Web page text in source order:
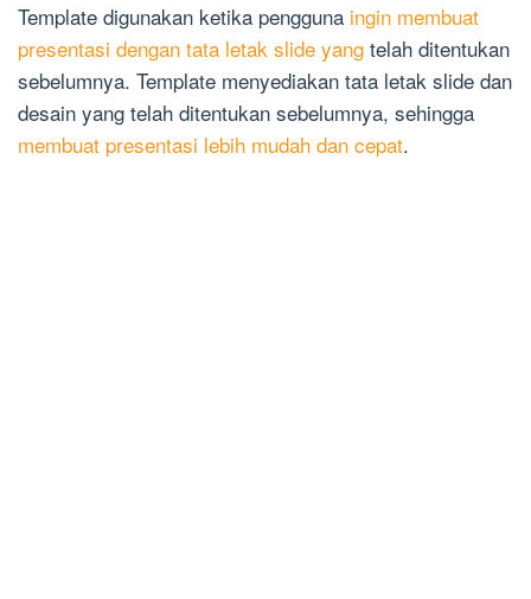
Template digunakan ketika pengguna ingin membuat
presentasi dengan tata letak slide yang telah ditentukan
sebelumnya. Template menyediakan tata letak slide dan
desain yang telah ditentukan sebelumnya, sehingga
membuat presentasi lebih mudah dan cepat.